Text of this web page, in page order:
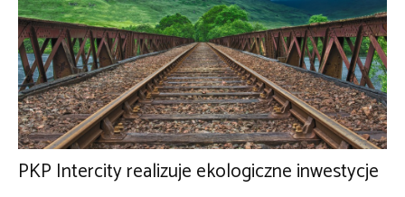
PKP Intercity realizuje ekologiczne inwestycje